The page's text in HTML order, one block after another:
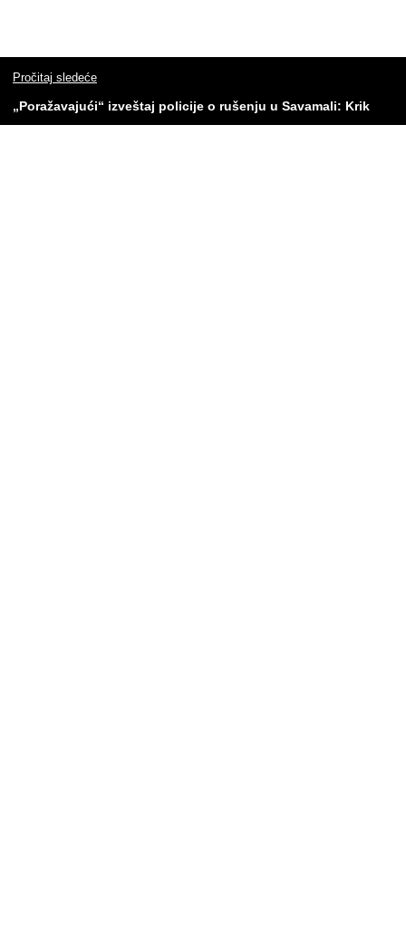
Pročitaj sledeće
„Poražavajući“ izveštaj policije o rušenju u Savamali: Krik